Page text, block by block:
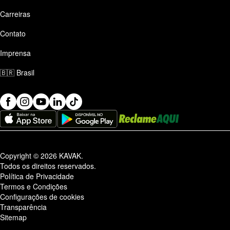
Carreiras
Contato
Imprensa
🇧🇷 Brasil
Copyright © 2026 KAVAK.
Todos os direitos reservados.
Política de Privacidade
Termos e Condições
Configurações de cookies
Transparência
Sitemap